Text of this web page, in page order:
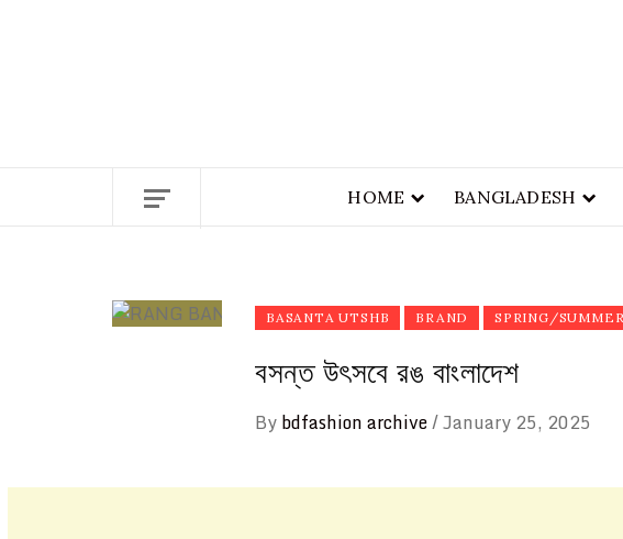
HOME BANGLADESH
BASANTA UTSHB BRAND SPRING/
বসন্ত উৎসবে রঙ বাংলাদেশ
Bybdfashion archive/January 25, 2025